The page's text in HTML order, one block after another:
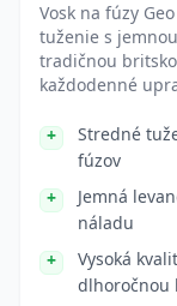
Vosk na fúzy
tuženie s
tradičnou
každodenné
Stredné
fúzov
Jemná
náladu
Vysoká
dlhoročnou